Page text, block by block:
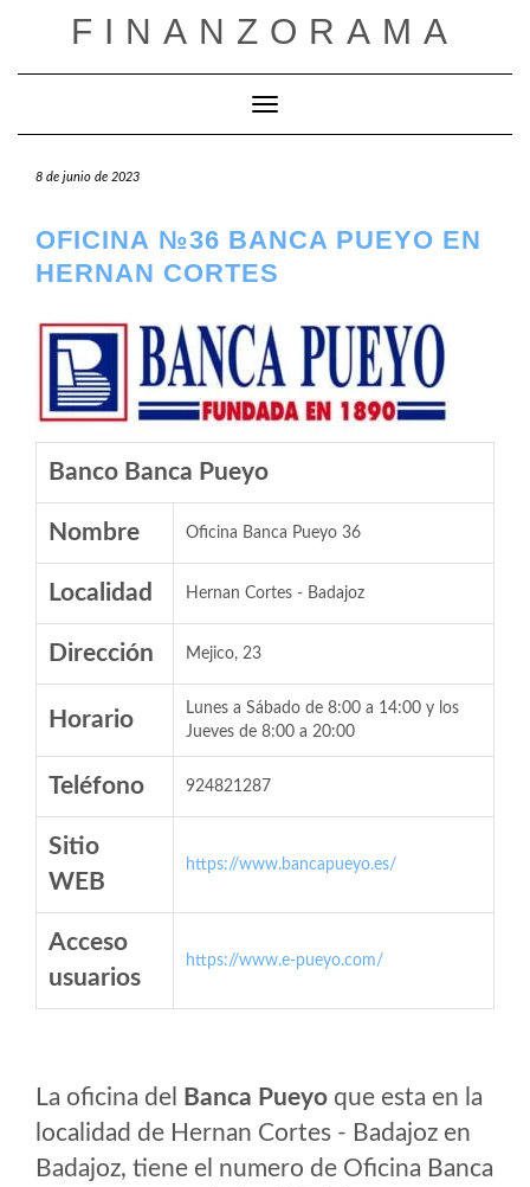
FINANZORAMA
Cambiar modo de navegación
8 de junio de 2023
OFICINA №36 BANCA PUEYO EN
HERNAN CORTES
Banco Banca Pueyo
Nombre Oficina Banca Pueyo 36
Localidad Hernan Cortes - Badajoz
Dirección Mejico, 23
Horario
Lunes a Sábado de 8:00 a 14:00 y los
Jueves de 8:00 a 20:00
Teléfono 924821287
Sitio
WEB
https://www.bancapueyo.es/
Acceso
usuarios
https://www.e-pueyo.com/
La oficina del Banca Pueyo que esta en la
localidad de Hernan Cortes - Badajoz en
Badajoz, tiene el numero de Oficina Banca